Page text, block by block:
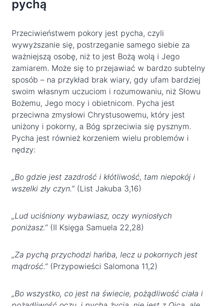
pychą
Przeciwieństwem pokory jest pycha, czyli
wywyższanie się, postrzeganie samego siebie za
ważniejszą osobę, niż to jest Bożą wolą i Jego
zamiarem. Może się to przejawiać w bardzo subtelny
sposób – na przykład brak wiary, gdy ufam bardziej
swoim własnym uczuciom i rozumowaniu, niż Słowu
Bożemu, Jego mocy i obietnicom. Pycha jest
przeciwna zmysłowi Chrystusowemu, który jest
uniżony i pokorny, a Bóg sprzeciwia się pysznym.
Pycha jest również korzeniem wielu problemów i
nędzy:
„Bo gdzie jest zazdrość i kłótliwość, tam niepokój i
wszelki zły czyn.” (List Jakuba 3,16)
„Lud uciśniony wybawiasz, oczy wyniosłych
poniżasz.” (II Księga Samuela 22,28)
„Za pychą przychodzi hańba, lecz u pokornych jest
mądrość.” (Przypowieści Salomona 11,2)
„Bo wszystko, co jest na świecie, pożądliwość ciała i